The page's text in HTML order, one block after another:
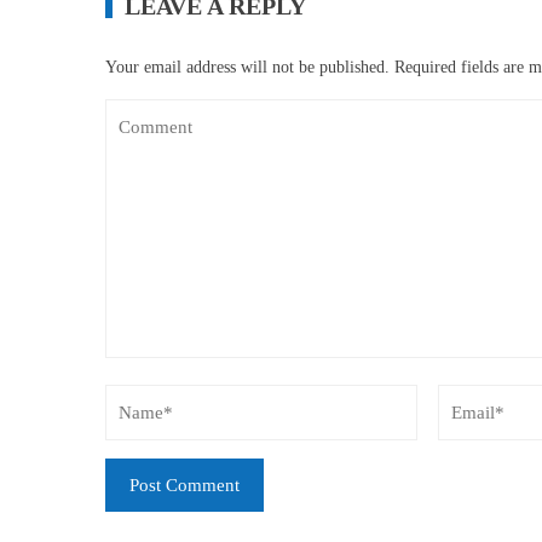
LEAVE A REPLY
Your email address will not be published. Required fields are